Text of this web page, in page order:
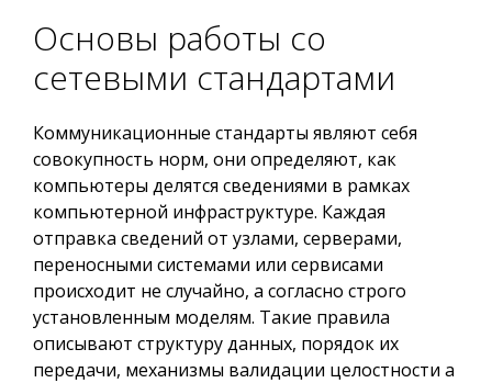
Основы работы со
сетевыми стандартами
Коммуникационные стандарты являют себя
совокупность норм, они определяют, как
компьютеры делятся сведениями в рамках
компьютерной инфраструктуре. Каждая
отправка сведений от узлами, серверами,
переносными системами или сервисами
происходит не случайно, а согласно строго
установленным моделям. Такие правила
описывают структуру данных, порядок их
передачи, механизмы валидации целостности а